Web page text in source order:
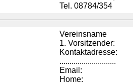
Tel. 08784/354
Vereinsname
1. Vorsitzender:
Kontaktadresse:
............................
Email:
Home: